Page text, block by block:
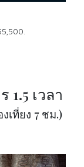
1.5 เวลา
เที่ยง 7 ชม.)